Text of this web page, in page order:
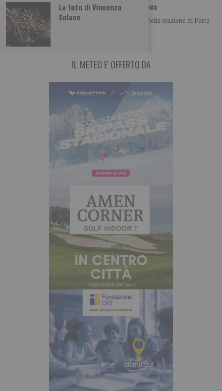
La foto di Vincenzo
Solano
Le foto dei lettori: la stazione di Porta Nuova
Luigi Gagliano ci propone questa bella immagine della stazione di Porta
Nuova a Torino Leggi qui
IL METEO E' OFFERTO DA